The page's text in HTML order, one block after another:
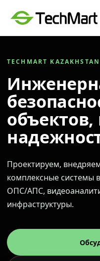
TECHMART
объектов,
Проектируем,
комплексные системы
ОПС/АПС,
инфраструктуры.